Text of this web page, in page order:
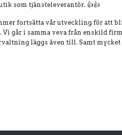
som tjänsteleverantör. 👍👍
fortsätta vår utveckling för att
går i samma veva från enskild
läggs även till. Samt mycket